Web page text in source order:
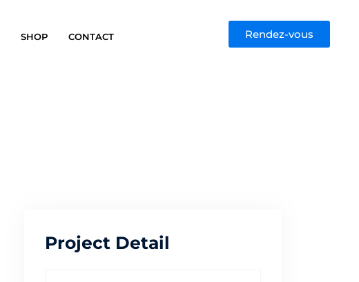
SHOP CONTACT Rendez-vous
Project Detail